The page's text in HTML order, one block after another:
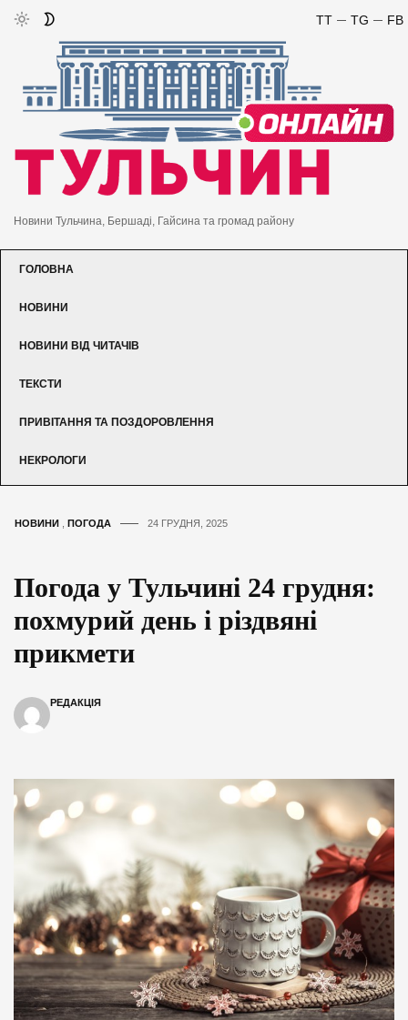
FB
TG
TT
Новини Тульчина, Бершаді, Гайсина та громад району
ГОЛОВНА
НОВИНИ
НОВИНИ ВІД ЧИТАЧІВ
ТЕКСТИ
ПРИВІТАННЯ ТА ПОЗДОРОВЛЕННЯ
НЕКРОЛОГИ
НОВИНИ ПОГОДА 24 ГРУДНЯ, 2025
Погода у Тульчині 24 грудня:
похмурий день і різдвяні
прикмети
РЕДАКЦІЯ